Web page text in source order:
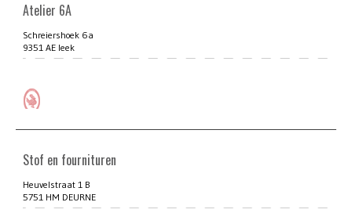
Atelier 6A
Schreiershoek 6a
9351 AE leek
Stof en fournituren
Heuvelstraat 1 B
5751 HM DEURNE